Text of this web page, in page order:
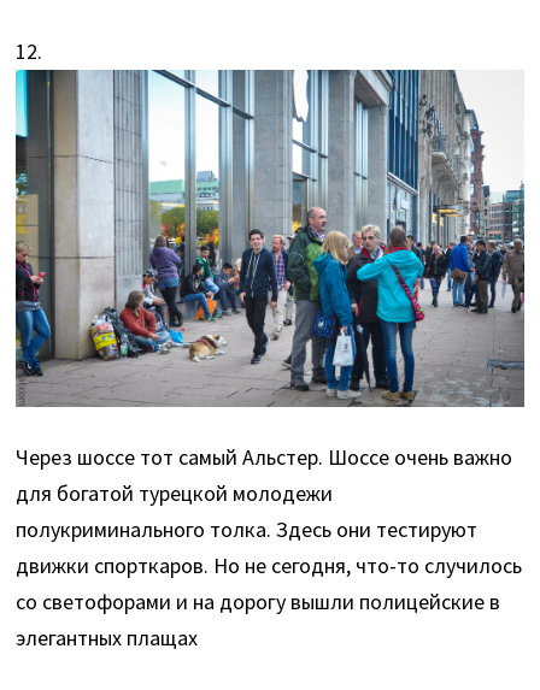
12.
Через шоссе тот самый Альстер. Шоссе очень важно
для богатой турецкой молодежи
полукриминального толка. Здесь они тестируют
движки спорткаров. Но не сегодня, что-то случилось
со светофорами и на дорогу вышли полицейские в
элегантных плащах